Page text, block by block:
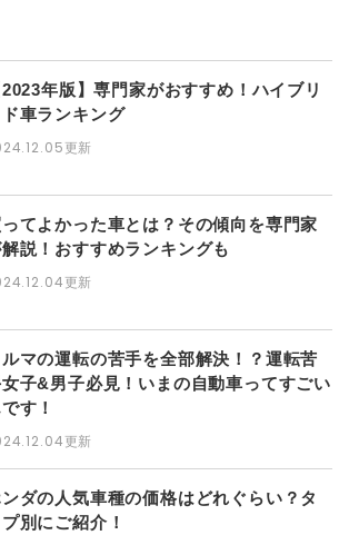
2023年版】専門家がおすすめ！ハイブリ
ド車ランキング
更新
てよかった車とは？その傾向を専門家
説！おすすめランキングも
更新
マの運転の苦手を全部解決！？運転苦
子&男子必見！いまの自動車ってすごい
です！
更新
ダの人気車種の価格はどれぐらい？タ
別にご紹介！